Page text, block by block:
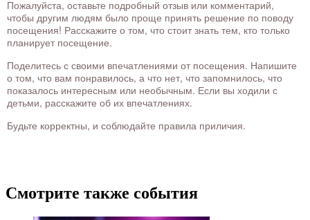
Пожалуйста, оставьте подробный отзыв или комментарий,
чтобы другим людям было проще принять решение по поводу
посещения! Расскажите о том, что стоит знать тем, кто только
планирует посещение.
Поделитесь с своими впечатлениями от посещения. Напишите
о том, что вам понравилось, а что нет, что запомнилось, что
показалось интересным или необычным. Если вы ходили с
детьми, расскажите об их впечатлениях.
Будьте корректны, и соблюдайте правила приличия.
Смотрите также события